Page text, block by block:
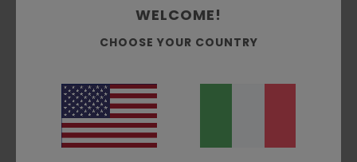
Il 100% dei nostri clienti consiglia questo prodotto
Comfort
Rapporto qualità-prezzo
WELCOME!
CHOOSE YOUR COUNTRY